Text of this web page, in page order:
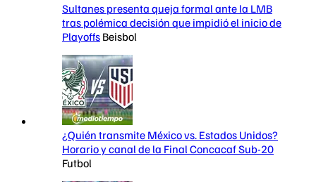
Sultanes presenta queja formal ante la LMB
tras polémica decisión que impidió el inicio de
Playoffs Beisbol
¿Quién transmite México vs. Estados Unidos?
Horario y canal de la Final Concacaf Sub-20
Futbol